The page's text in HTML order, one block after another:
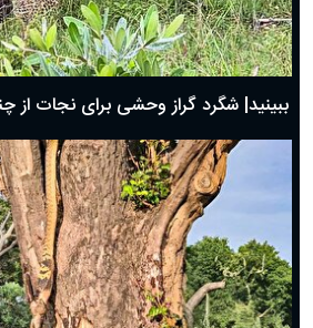
ببینید| شگرد گراز وحشی برای نجات از